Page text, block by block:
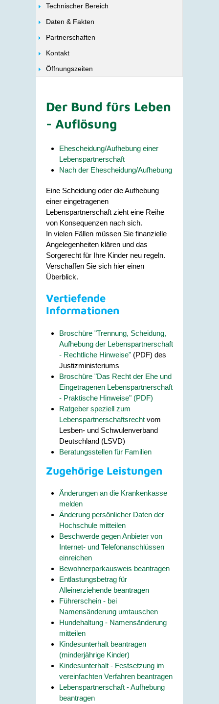
Technischer Bereich
Daten & Fakten
Partnerschaften
Kontakt
Öffnungszeiten
Der Bund fürs Leben
- Auflösung
Ehescheidung/Aufhebung einer
Lebenspartnerschaft
Nach der Ehescheidung/Aufhebung
Eine Scheidung oder die Aufhebung
einer eingetragenen
Lebenspartnerschaft zieht eine Reihe
von Konsequenzen nach sich.
In vielen Fällen müssen Sie finanzielle
Angelegenheiten klären und das
Sorgerecht für Ihre Kinder neu regeln.
Verschaffen Sie sich hier einen
Überblick.
Vertiefende
Informationen
Broschüre "Trennung, Scheidung,
Aufhebung der Lebenspartnerschaft
- Rechtliche Hinweise" (PDF) des
Justizministeriums
Broschüre "Das Recht der Ehe und
Eingetragenen Lebenspartnerschaft
- Praktische Hinweise" (PDF)
Ratgeber speziell zum
Lebenspartnerschaftsrecht vom
Lesben- und Schwulenverband
Deutschland (LSVD)
Beratungsstellen für Familien
Zugehörige Leistungen
Änderungen an die Krankenkasse
melden
Änderung persönlicher Daten der
Hochschule mitteilen
Beschwerde gegen Anbieter von
Internet- und Telefonanschlüssen
einreichen
Bewohnerparkausweis beantragen
Entlastungsbetrag für
Alleinerziehende beantragen
Führerschein - bei
Namensänderung umtauschen
Hundehaltung - Namensänderung
mitteilen
Kindesunterhalt beantragen
(minderjährige Kinder)
Kindesunterhalt - Festsetzung im
vereinfachten Verfahren beantragen
Lebenspartnerschaft - Aufhebung
beantragen